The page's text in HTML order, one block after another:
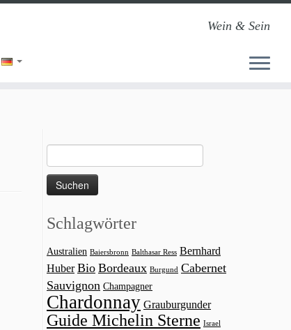
Wein & Sein
nach:
Schlagwörter
Australien Baiersbronn Balthasar Ress Bernhard
Huber Bio Bordeaux Burgund Cabernet
Sauvignon Champagner
Chardonnay Grauburgunder
Guide Michelin Sterne Israel